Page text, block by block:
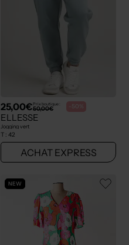
25,00€Prix boutique :
50,00€ -50%
ELLESSE
Jogging vert
T : 42
ACHAT EXPRESS
NEW